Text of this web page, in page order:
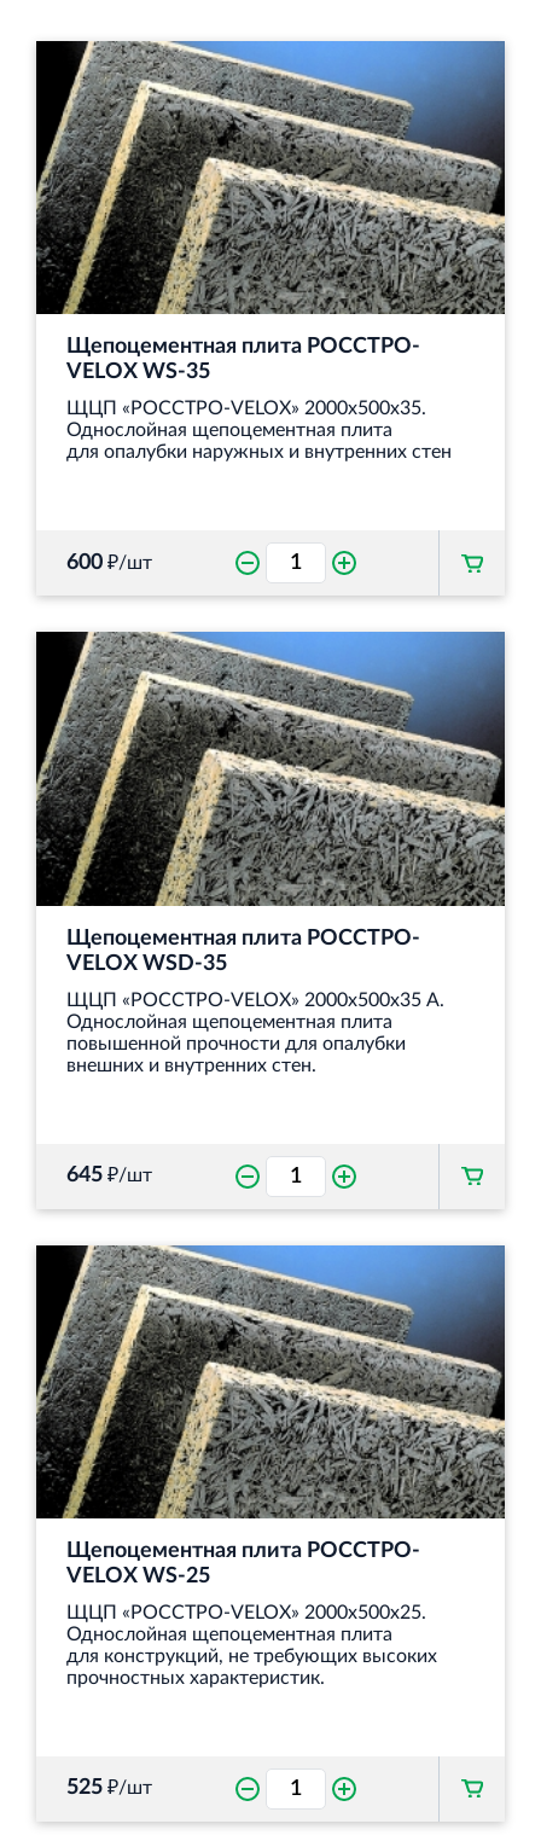
Щепоцементная плита РОССТРО-
VELOX WS‐35
ЩЦП «РОССТРО-VELOX» 2000х500х35.
Однослойная щепоцементная плита
для опалубки наружных и внутренних стен
600 ₽/шт
Щепоцементная плита РОССТРО-
VELOX WSD‐35
ЩЦП «РОССТРО-VELOX» 2000х500х35 А.
Однослойная щепоцементная плита
повышенной прочности для опалубки
внешних и внутренних стен.
645 ₽/шт
Щепоцементная плита РОССТРО-
VELOX WS‐25
ЩЦП «РОССТРО-VELOX» 2000х500х25.
Однослойная щепоцементная плита
для конструкций, не требующих высоких
прочностных характеристик.
525 ₽/шт